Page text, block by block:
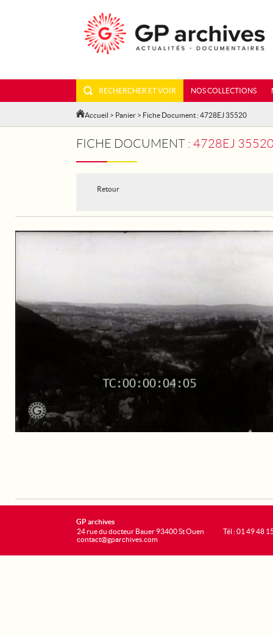
RECHERCHER ET VOIR NOS COLLECTIONS
Accueil > Panier > Fiche Document : 4728EJ 35520
FICHE DOCUMENT : 4728EJ 35520
Retour
GP archives
24 rue du docteur Bauer 93400 St Ouen
contact@gparchives.com
Tél : 01 49 48